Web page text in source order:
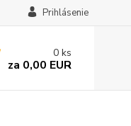
Prihlásenie
0 ks
za 0,00 EUR